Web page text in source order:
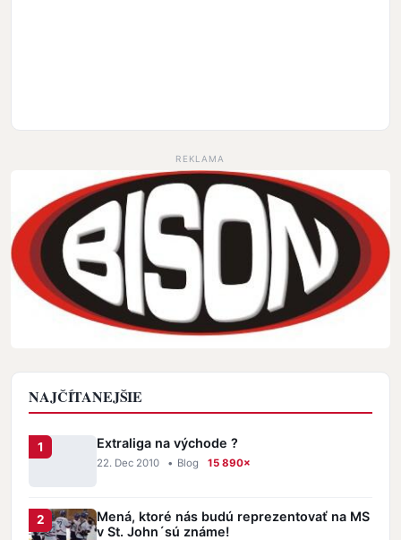
REKLAMA
NAJČÍTANEJŠIE
Extraliga na východe ?
22. Dec 2010 • Blog 15 890×
Mená, ktoré nás budú reprezentovať na MS
v St. John´sú známe!